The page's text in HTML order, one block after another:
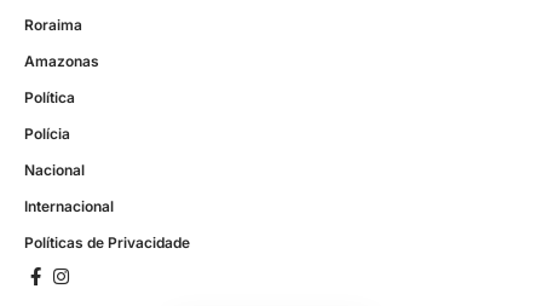
Roraima
Amazonas
Política
Polícia
Nacional
Internacional
Políticas de Privacidade